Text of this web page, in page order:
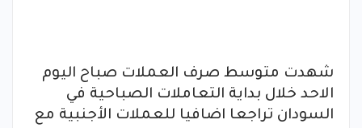
شهدت متوسط صرف العملات صباح اليوم
الاحد خلال بداية التعاملات الصباحية في
السودان تراجعا اضافيا للعملات الأجنبية مع